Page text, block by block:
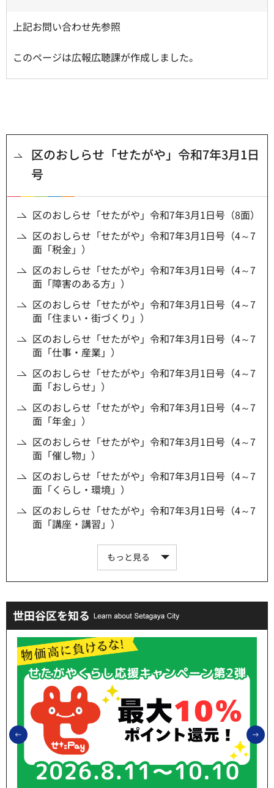
上記お問い合わせ先参照
このページは広報広聴課が作成しました。
区のおしらせ「せたがや」令和7年3月1日
号
区のおしらせ「せたがや」令和7年3月1日号（8面）
区のおしらせ「せたがや」令和7年3月1日号（4～7
面「税金」）
区のおしらせ「せたがや」令和7年3月1日号（4～7
面「障害のある方」）
区のおしらせ「せたがや」令和7年3月1日号（4～7
面「住まい・街づくり」）
区のおしらせ「せたがや」令和7年3月1日号（4～7
面「仕事・産業」）
区のおしらせ「せたがや」令和7年3月1日号（4～7
面「おしらせ」）
区のおしらせ「せたがや」令和7年3月1日号（4～7
面「年金」）
区のおしらせ「せたがや」令和7年3月1日号（4～7
面「催し物」）
区のおしらせ「せたがや」令和7年3月1日号（4～7
面「くらし・環境」）
区のおしらせ「せたがや」令和7年3月1日号（4～7
面「講座・講習」）
もっと見る
世田谷区を知る
前のスライドを表示